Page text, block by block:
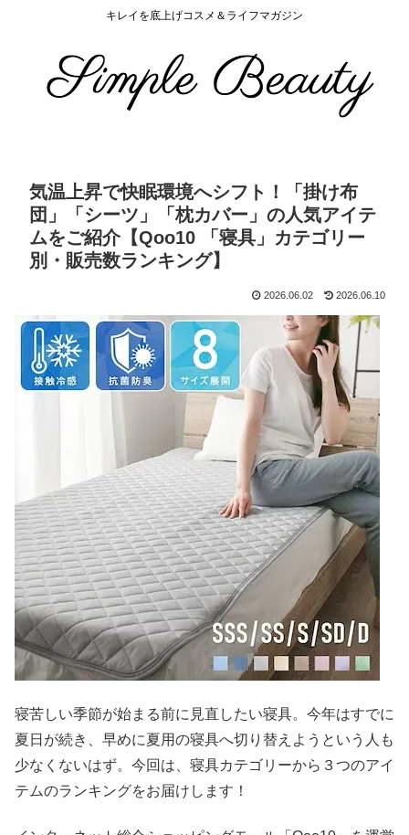
キレイを底上げコスメ＆ライフマガジン
気温上昇で快眠環境へシフト！「掛け布
団」「シーツ」「枕カバー」の人気アイテ
ムをご紹介【Qoo10 「寝具」カテゴリー
別・販売数ランキング】
2026.06.02 2026.06.10
寝苦しい季節が始まる前に見直したい寝具。今年はすでに
夏日が続き、早めに夏用の寝具へ切り替えようという人も
少なくないはず。今回は、寝具カテゴリーから３つのアイ
テムのランキングをお届けします！